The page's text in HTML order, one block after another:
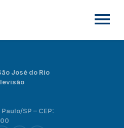
José do Rio
SP – CEP: